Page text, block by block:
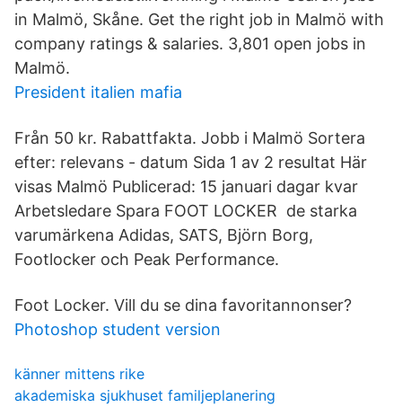
in Malmö, Skåne. Get the right job in Malmö with
company ratings & salaries. 3,801 open jobs in
Malmö.
President italien mafia
Från 50 kr. Rabattfakta. Jobb i Malmö Sortera
efter: relevans - datum Sida 1 av 2 resultat Här
visas Malmö Publicerad: 15 januari dagar kvar
Arbetsledare Spara FOOT LOCKER de starka
varumärkena Adidas, SATS, Björn Borg,
Footlocker och Peak Performance.
Foot Locker. Vill du se dina favoritannonser?
Photoshop student version
känner mittens rike
akademiska sjukhuset familjeplanering